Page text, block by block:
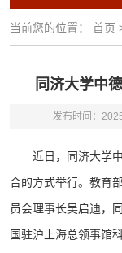
当前您的位置： 首页
同济大学中
发布时间：
近日，同济大学
合的方式举行。教育
员会理事长吴启迪，
国驻沪上海总领事馆